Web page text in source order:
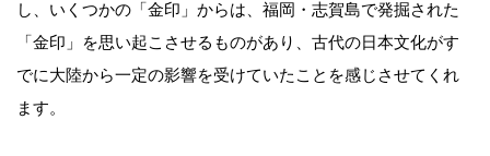
し、いくつかの「金印」からは、福岡・志賀島で発掘された
「金印」を思い起こさせるものがあり、古代の日本文化がす
でに大陸から一定の影響を受けていたことを感じさせてくれ
ます。